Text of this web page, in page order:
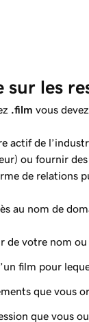
sur les
.film vous
actif de
ou fournir
de relations
au nom de
de votre nom
film pour
que vous
que vous